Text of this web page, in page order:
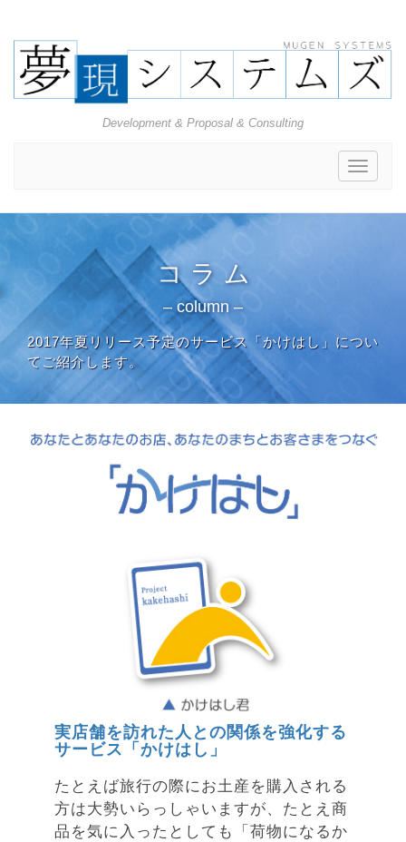
Development & Proposal & Consulting
Toggle
コ ラ ム
– column –
2017年夏リリース予定のサービス「かけはし」につい
てご紹介します。
実店舗を訪れた人との関係を強化する
サービス「かけはし」
たとえば旅行の際にお土産を購入される
方は大勢いらっしゃいますが、たとえ商
品を気に入ったとしても「荷物になるか